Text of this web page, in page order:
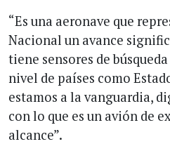
“Es una aeronave que
Nacional un avance
tiene sensores de
nivel de países como
estamos a la vanguardia,
con lo que es un avión de
alcance”.